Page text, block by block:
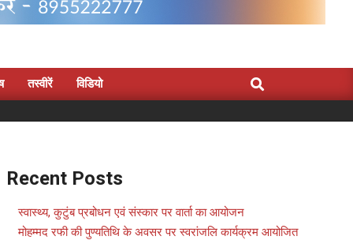
तस्वीरें विडियो Search
Recent Posts
स्वास्थ्य, कुटुंब प्रबोधन एवं संस्कार पर वार्ता का आयोजन
मोहम्मद रफी की पुण्यतिथि के अवसर पर स्वरांजलि कार्यक्रम आयोजित